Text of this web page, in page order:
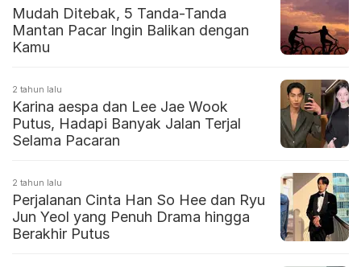
Mudah Ditebak, 5 Tanda-Tanda
Mantan Pacar Ingin Balikan dengan
Kamu
2 tahun lalu
Karina aespa dan Lee Jae Wook
Putus, Hadapi Banyak Jalan Terjal
Selama Pacaran
2 tahun lalu
Perjalanan Cinta Han So Hee dan Ryu
Jun Yeol yang Penuh Drama hingga
Berakhir Putus